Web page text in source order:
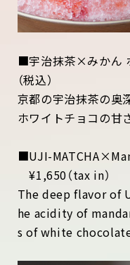
■宇治抹茶×みかん
（税込）
京都の宇治抹茶の奥
ホワイトチョコの甘
■UJI-
¥1,650（tax in）
The deep flavor of
he acidity of
s of white